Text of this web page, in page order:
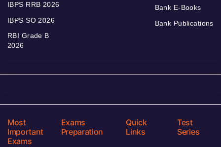
IBPS RRB 2026
IBPS SO 2026
RBI Grade B
2026
Bank E-Books
Bank Publications
Most
Important
Exams
Exams
Preparation
Quick
Links
Test
Series